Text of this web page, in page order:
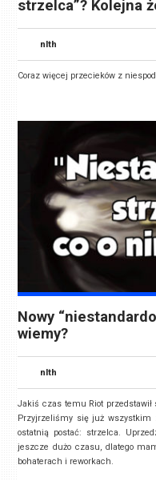
strzelca”? Kolejna
nlth
Coraz więcej przecieków z
Nowy
wiemy?
nlth
Jakiś czas temu Riot przedstawił
Przyjrzeliśmy się już wszystkim
ostatnią postać: strzelca.
jeszcze dużo czasu, dlatego
bohaterach i reworkach.